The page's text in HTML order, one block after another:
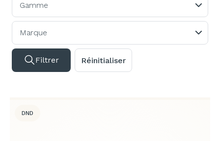
Gamme
Marque
Filtrer Réinitialiser
DND